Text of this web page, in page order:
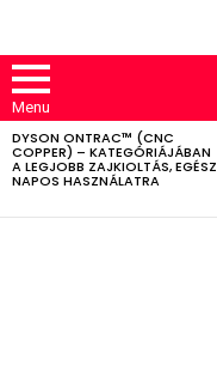
Menu
LATEST
STORIES
DYSON ONTRAC™ (CNC
COPPER) – KATEGÓRIÁJÁBAN
A LEGJOBB ZAJKIOLTÁS, EGÉSZ
NAPOS HASZNÁLATRA